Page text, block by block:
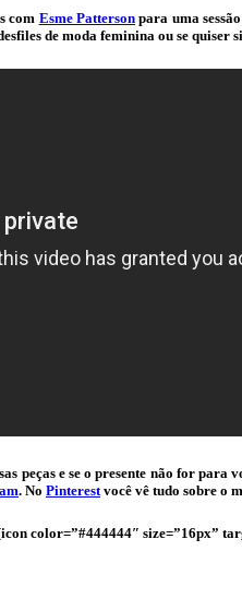
com Esme Patterson para uma
de moda feminina ou se
peças e se o presente não for
. No Pinterestvocê vê tudo sobre o
color=”#444444″ size=”16px”